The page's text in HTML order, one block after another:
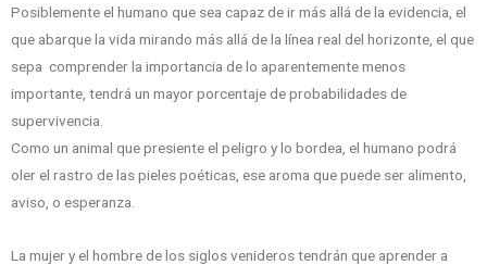
Posiblemente el humano que sea capaz de ir más allá de la evidencia, el
que abarque la vida mirando más allá de la línea real del horizonte, el que
sepa comprender la importancia de lo aparentemente menos
importante, tendrá un mayor porcentaje de probabilidades de
supervivencia.
Como un animal que presiente el peligro y lo bordea, el humano podrá
oler el rastro de las pieles poéticas, ese aroma que puede ser alimento,
aviso, o esperanza.
La mujer y el hombre de los siglos venideros tendrán que aprender a